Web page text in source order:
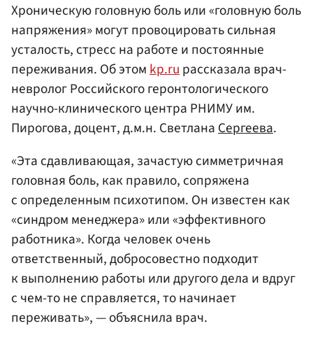
Хроническую головную боль или «головную боль
напряжения» могут провоцировать сильная
усталость, стресс на работе и постоянные
переживания. Об этомkp.ruрассказала врач-
невролог Российского геронтологического
научно-клинического центра РНИМУ им.
Пирогова, доцент, д.м.н. СветланаСергеева.
«Эта сдавливающая, зачастую симметричная
головная боль, как правило, сопряжена
с определенным психотипом. Он известен как
«синдром менеджера» или «эффективного
работника». Когда человек очень
ответственный, добросовестно подходит
к выполнению работы или другого дела и вдруг
с чем-то не справляется, то начинает
переживать», — объяснила врач.